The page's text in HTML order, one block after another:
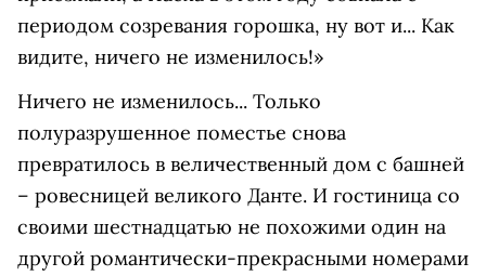
периодом созревания горошка, ну вот и... Как
видите, ничего не изменилось!»
Ничего не изменилось... Только
полуразрушенное поместье снова
превратилось в величественный дом с башней
– ровесницей великого Данте. И гостиница со
своими шестнадцатью не похожими один на
другой романтически-прекрасными номерами